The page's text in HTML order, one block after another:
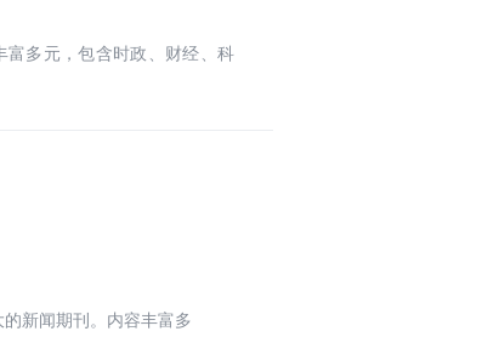
富多元，包含时政、财经、科
新闻期刊。内容丰富多